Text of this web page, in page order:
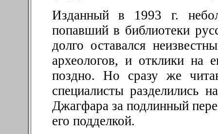
Изданный в 1993 г.
попавший в библиотеки
долго оставался
археологов, и отклики на
поздно. Но сразу же
специалисты
Джагфара за подлинный
его подделкой.